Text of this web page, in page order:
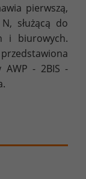
pierwszą,
służącą do
i biurowych.
AWP - 2BIS -